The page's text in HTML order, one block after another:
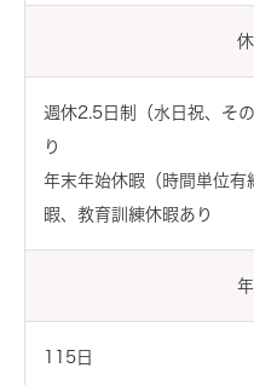
週休2.5日制（水日祝、そ
り
年末年始休暇（時間単位有
暇、教育訓練休暇あり
115日